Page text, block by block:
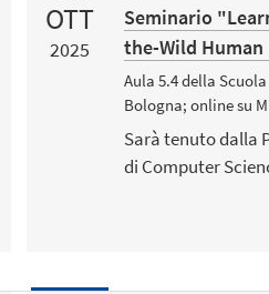
OTT
2025
Seminario
the-Wild
Aula 5.4 della
Bologna; online su
Sarà tenuto dalla
di Computer